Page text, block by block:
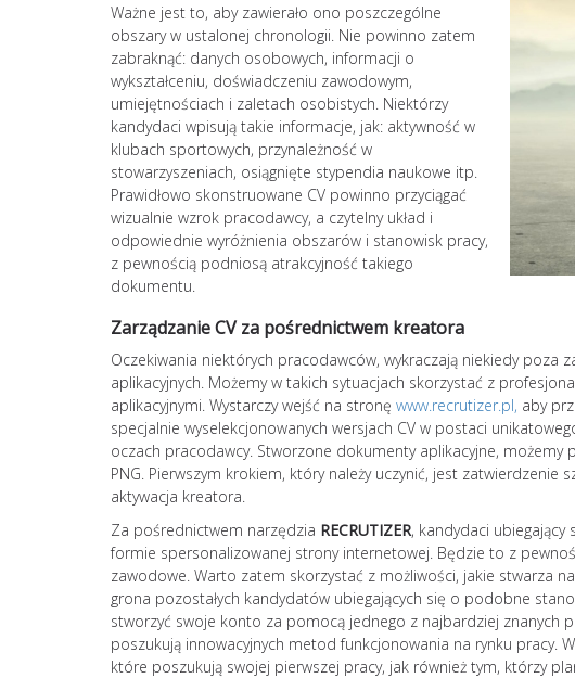
Ważne jest to, aby zawierało ono poszczególne
obszary w ustalonej chronologii. Nie powinno zatem
zabraknąć: danych osobowych, informacji o
wykształceniu, doświadczeniu zawodowym,
umiejętnościach i zaletach osobistych. Niektórzy
kandydaci wpisują takie informacje, jak: aktywność w
klubach sportowych, przynależność w
stowarzyszeniach, osiągnięte stypendia naukowe itp.
Prawidłowo skonstruowane CV powinno przyciągać
wizualnie wzrok pracodawcy, a czytelny układ i
odpowiednie wyróżnienia obszarów i stanowisk pracy,
z pewnością podniosą atrakcyjność takiego
dokumentu.
Zarządzanie CV za pośrednictwem kreatora
Oczekiwania niektórych pracodawców, wykraczają niekiedy
aplikacyjnych. Możemy w takich sytuacjach skorzystać z
aplikacyjnymi. Wystarczy wejść na stronę www.recrutizer.pl, aby
specjalnie wyselekcjonowanych wersjach CV w postaci
oczach pracodawcy. Stworzone dokumenty aplikacyjne, możemy
PNG. Pierwszym krokiem, który należy uczynić, jest
aktywacja kreatora.
Za pośrednictwem narzędzia RECRUTIZER, kandydaci ubiegający
formie spersonalizowanej strony internetowej. Będzie to z
zawodowe. Warto zatem skorzystać z możliwości, jakie stwarza
grona pozostałych kandydatów ubiegających się o podobne
stworzyć swoje konto za pomocą jednego z najbardziej znanych
poszukują innowacyjnych metod funkcjonowania na rynku pracy.
które poszukują swojej pierwszej pracy, jak również tym, którzy